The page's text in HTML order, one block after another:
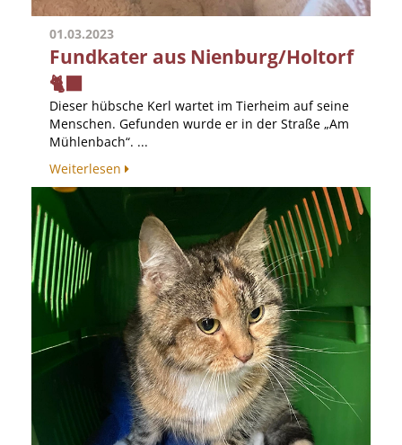
01.03.2023
Fundkater aus Nienburg/Holtorf
🐈‍⬛
Dieser hübsche Kerl wartet im Tierheim auf seine
Menschen. Gefunden wurde er in der Straße „Am
Mühlenbach“. ...
Weiterlesen